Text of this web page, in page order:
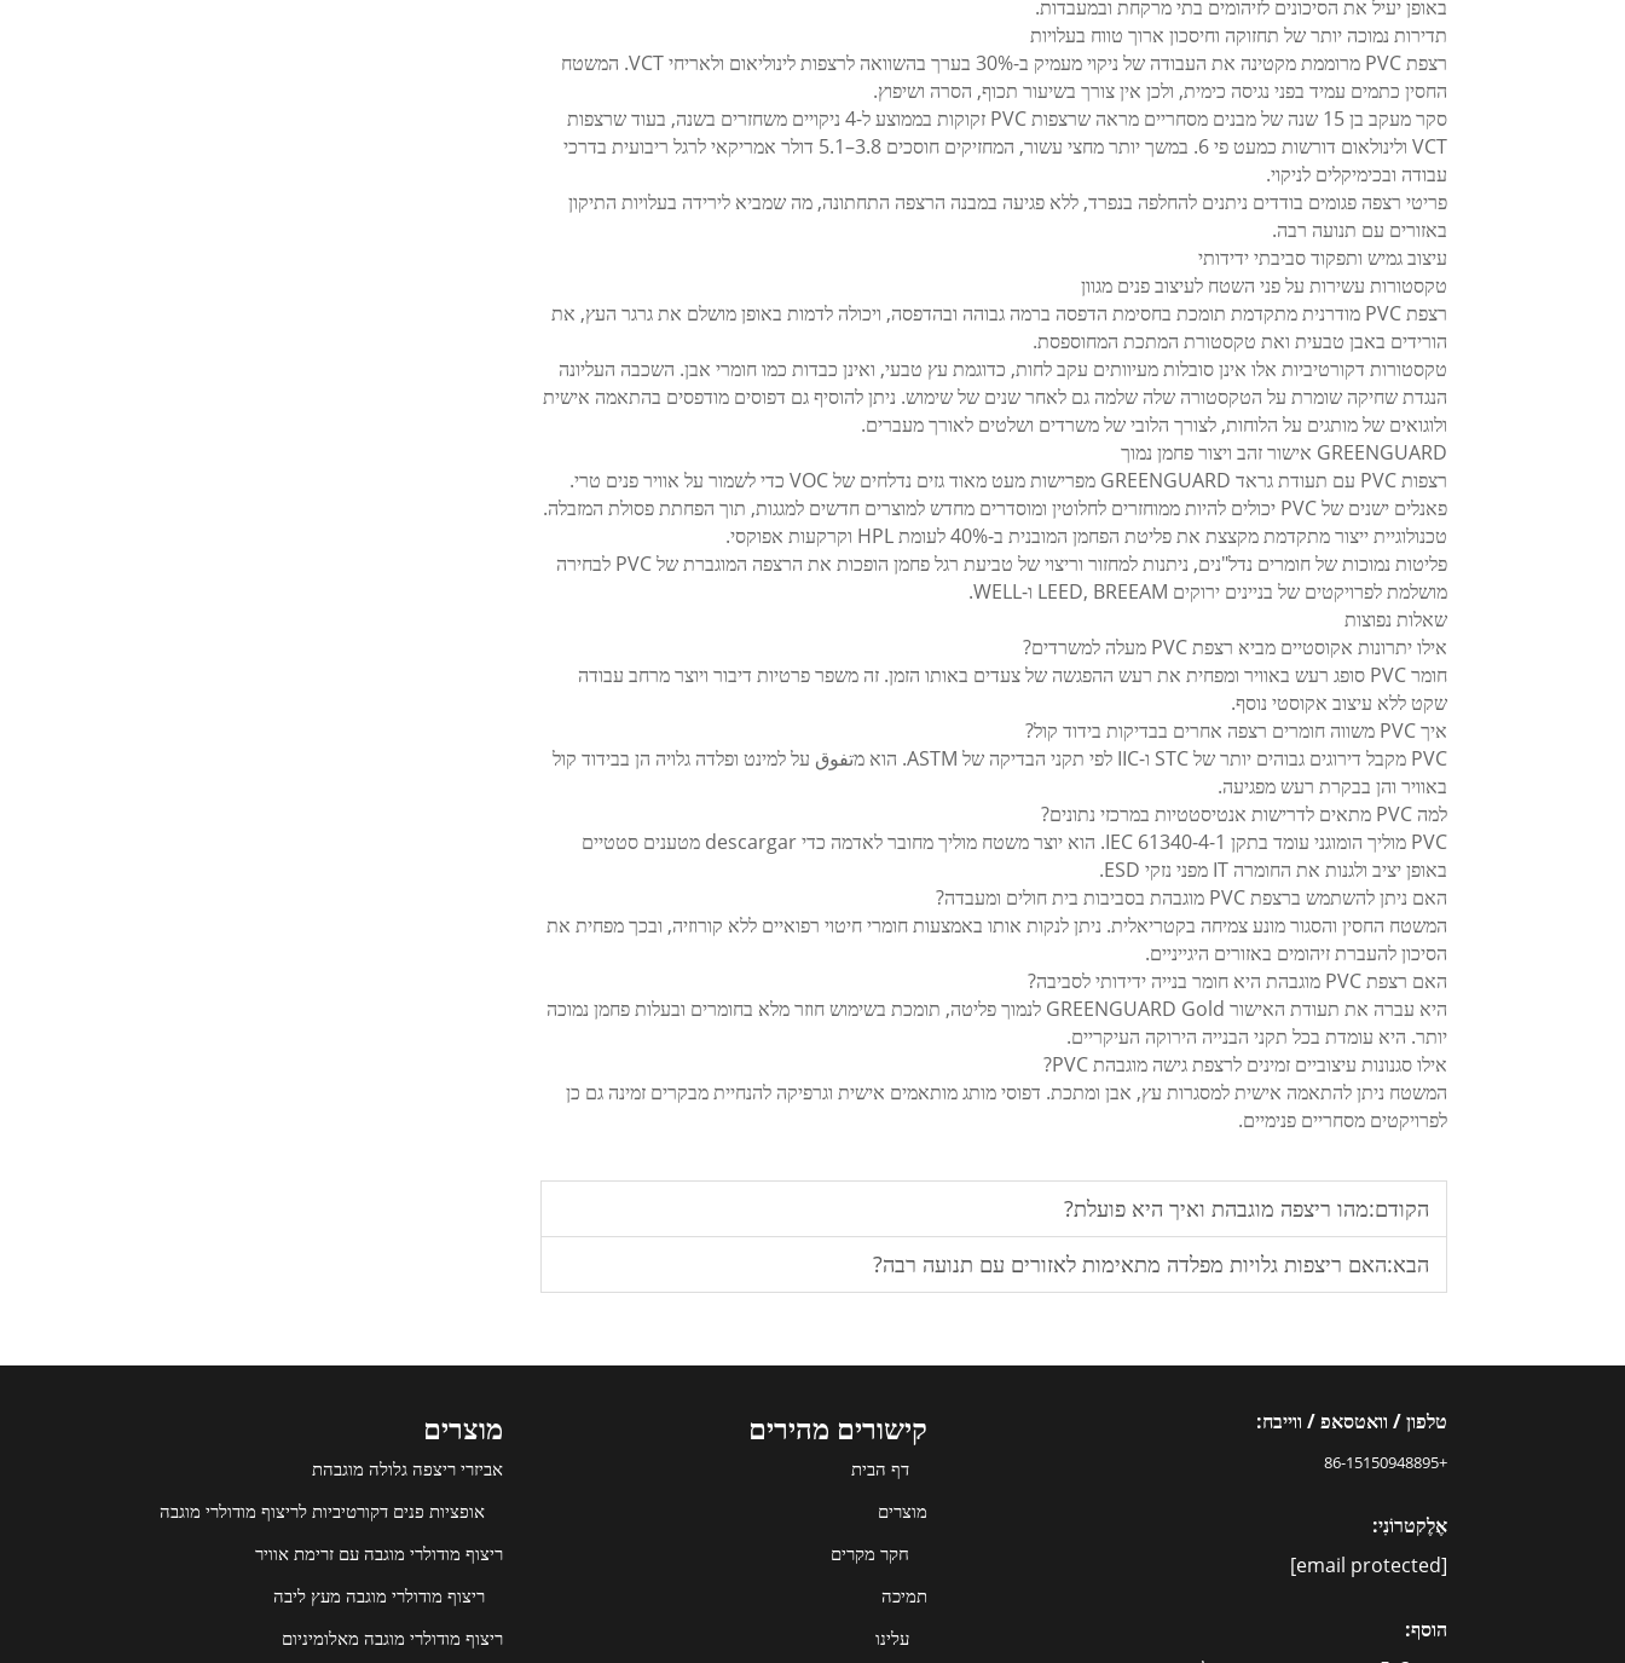
באופן יעיל את הסיכונים לזיהומים בתי מרקחת ובמעבדות.
תדירות נמוכה יותר של תחזוקה וחיסכון ארוך טווח בעלויות
רצפת PVC מרוממת מקטינה את העבודה של ניקוי מעמיק ב-30% בערך בהשוואה לרצפות לינוליאום ולאריחי VCT. המשטח
החסין כתמים עמיד בפני נגיסה כימית, ולכן אין צורך בשיעור תכוף, הסרה ושיפוץ.
סקר מעקב בן 15 שנה של מבנים מסחריים מראה שרצפות PVC זקוקות בממוצע ל-4 ניקויים משחזרים בשנה, בעוד שרצפות
VCT ולינולאום דורשות כמעט פי 6. במשך יותר מחצי עשור, המחזיקים חוסכים 3.8–5.1 דולר אמריקאי לרגל ריבועית בדרכי
עבודה ובכימיקלים לניקוי.
פריטי רצפה פגומים בודדים ניתנים להחלפה בנפרד, ללא פגיעה במבנה הרצפה התחתונה, מה שמביא לירידה בעלויות התיקון
באזורים עם תנועה רבה.
עיצוב גמיש ותפקוד סביבתי ידידותי
טקסטורות עשירות על פני השטח לעיצוב פנים מגוון
רצפת PVC מודרנית מתקדמת תומכת בחסימת הדפסה ברמה גבוהה ובהדפסה, ויכולה לדמות באופן מושלם את גרגר העץ, את
הורידים באבן טבעית ואת טקסטורת המתכת המחוספסת.
טקסטורות דקורטיביות אלו אינן סובלות מעיוותים עקב לחות, כדוגמת עץ טבעי, ואינן כבדות כמו חומרי אבן. השכבה העליונה
הנגדת שחיקה שומרת על הטקסטורה שלה שלמה גם לאחר שנים של שימוש. ניתן להוסיף גם דפוסים מודפסים בהתאמה אישית
ולוגואים של מותגים על הלוחות, לצורך הלובי של משרדים ושלטים לאורך מעברים.
GREENGUARD אישור זהב ויצור פחמן נמוך
רצפות PVC עם תעודת גראד GREENGUARD מפרישות מעט מאוד גזים נדלחים של VOC כדי לשמור על אוויר פנים טרי.
פאנלים ישנים של PVC יכולים להיות ממוחזרים לחלוטין ומוסדרים מחדש למוצרים חדשים למגגות, תוך הפחתת פסולת המזבלה.
טכנולוגיית ייצור מתקדמת מקצצת את פליטת הפחמן המובנית ב-40% לעומת HPL וקרקעות אפוקסי.
פליטות נמוכות של חומרים נדל"נים, ניתנות למחזור וריצוי של טביעת רגל פחמן הופכות את הרצפה המוגברת של PVC לבחירה
מושלמת לפרויקטים של בניינים ירוקים LEED, BREEAM ו-WELL.
שאלות נפוצות
אילו יתרונות אקוסטיים מביא רצפת PVC מעלה למשרדים?
חומר PVC סופג רעש באוויר ומפחית את רעש ההפגשה של צעדים באותו הזמן. זה משפר פרטיות דיבור ויוצר מרחב עבודה
שקט ללא עיצוב אקוסטי נוסף.
איך PVC משווה חומרים רצפה אחרים בבדיקות בידוד קול?
PVC מקבל דירוגים גבוהים יותר של STC ו-IIC לפי תקני הבדיקה של ASTM. הוא מتفوق על למינט ופלדה גלויה הן בבידוד קול
באוויר והן בבקרת רעש מפגיעה.
למה PVC מתאים לדרישות אנטיסטטיות במרכזי נתונים?
PVC מוליך הומוגני עומד בתקן IEC 61340-4-1. הוא יוצר משטח מוליך מחובר לאדמה כדי descargar מטענים סטטיים
באופן יציב ולגנות את החומרה IT מפני נזקי ESD.
האם ניתן להשתמש ברצפת PVC מוגבהת בסביבות בית חולים ומעבדה?
המשטח החסין והסגור מונע צמיחה בקטריאלית. ניתן לנקות אותו באמצעות חומרי חיטוי רפואיים ללא קורוזיה, ובכך מפחית את
הסיכון להעברת זיהומים באזורים היגייניים.
האם רצפת PVC מוגבהת היא חומר בנייה ידידותי לסביבה?
היא עברה את תעודת האישור GREENGUARD Gold לנמוך פליטה, תומכת בשימוש חוזר מלא בחומרים ובעלות פחמן נמוכה
יותר. היא עומדת בכל תקני הבנייה הירוקה העיקריים.
אילו סגנונות עיצוביים זמינים לרצפת גישה מוגבהת PVC?
המשטח ניתן להתאמה אישית למסגרות עץ, אבן ומתכת. דפוסי מותג מותאמים אישית וגרפיקה להנחיית מבקרים זמינה גם כן
לפרויקטים מסחריים פנימיים.
הקודם:מהו ריצפה מוגבהת ואיך היא פועלת?
הבא:האם ריצפות גלויות מפלדה מתאימות לאזורים עם תנועה רבה?
טלפון / וואטסאפ / ווייבח:
+86-15150948895
אֶלֶקטרוֹנִי:
[email protected]
הוסף:
קישורים מהירים
דף הבית
מוצרים
חקר מקרים
תמיכה
עלינו
מוצרים
ריצוף מודולרי מוגבה מאלומיניום
ריצוף מודולרי מוגבה מעץ ליבה
ריצוף מודולרי מוגבה עם זרימת אוויר
אופציות פנים דקורטיביות לריצוף מודולרי מוגבה
אביזרי ריצפה גלולה מוגבהת